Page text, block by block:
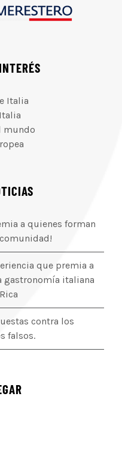
Italia
mundo
a quienes forman
que premia a
gastronomía italiana
contra los
falsos.